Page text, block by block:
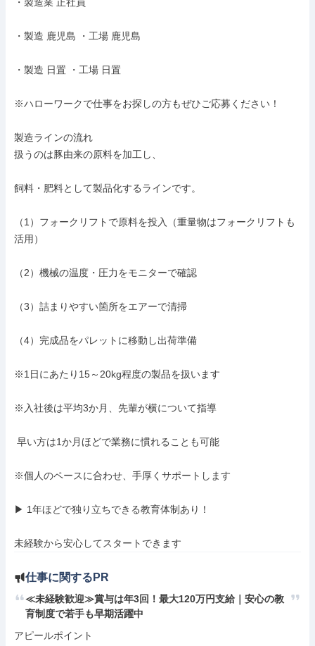
・製造 鹿児島 ・工場 鹿児島
・製造 日置 ・工場 日置
※ハローワークで仕事をお探しの方もぜひご応募ください！
製造ラインの流れ
扱うのは豚由来の原料を加工し、
飼料・肥料として製品化するラインです。
（1）フォークリフトで原料を投入（重量物はフォークリフトも
活用）
（2）機械の温度・圧力をモニターで確認
（3）詰まりやすい箇所をエアーで清掃
（4）完成品をパレットに移動し出荷準備
※1日にあたり15～20kg程度の製品を扱います
※入社後は平均3か月、先輩が横について指導
※個人のペースに合わせ、手厚くサポートします
▶ 1年ほどで独り立ちできる教育体制あり！
未経験から安心してスタートできます
仕事に関するPR
≪未経験歓迎≫賞与は年3回！最大120万円支給｜安心の教
育制度で若手も早期活躍中
アピールポイント